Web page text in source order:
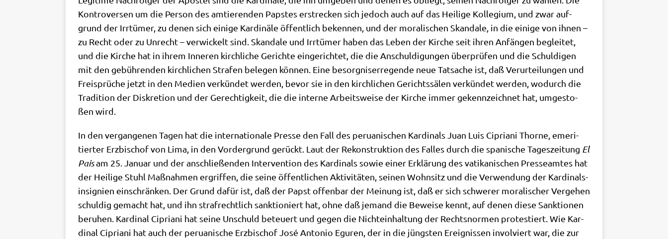
Kon­tro­ver­sen um die Per­son des amtie­ren­den Pap­stes erstrecken sich jedoch auch auf das Hei­li­ge Kol­le­gi­um, und zwar auf­
grund der Irr­tü­mer, zu denen sich eini­ge Kar­di­nä­le öffent­lich beken­nen, und der mora­li­schen Skan­da­le, in die eini­ge von ihnen –
zu Recht oder zu Unrecht – ver­wickelt sind. Skan­da­le und Irr­tü­mer haben das Leben der Kir­che seit ihren Anfän­gen beglei­tet,
und die Kir­che hat in ihrem Inne­ren kirch­li­che Gerich­te ein­ge­rich­tet, die die Anschul­di­gun­gen über­prü­fen und die Schul­di­gen
mit den gebüh­ren­den kirch­li­chen Stra­fen bele­gen kön­nen. Eine besorg­nis­er­re­gen­de neue Tat­sa­che ist, daß Ver­ur­tei­lun­gen und
Frei­sprü­che jetzt in den Medi­en ver­kün­det wer­den, bevor sie in den kirch­li­chen Gerichts­sä­len ver­kün­det wer­den, wodurch die
Tra­di­ti­on der Dis­kre­ti­on und der Gerech­tig­keit, die die inter­ne Arbeits­wei­se der Kir­che immer gekenn­zeich­net hat, umge­sto­
ßen wird.
In den ver­gan­ge­nen Tagen hat die inter­na­tio­na­le Pres­se den Fall des perua­ni­schen Kar­di­nals Juan Luis Cipria­ni Thor­ne, eme­ri­
tier­ter Erz­bi­schof von Lima, in den Vor­der­grund gerückt. Laut der Rekon­struk­ti­on des Fal­les durch die spa­ni­sche Tages­zei­tung El
Paísam 25. Janu­ar und der anschlie­ßen­den Inter­ven­ti­on des Kar­di­nals sowie einer Erklä­rung des vati­ka­ni­schen Pres­se­am­tes hat
der Hei­li­ge Stuhl Maß­nah­men ergrif­fen, die sei­ne öffent­li­chen Akti­vi­tä­ten, sei­nen Wohn­sitz und die Ver­wen­dung der Kar­di­nals­
in­si­gni­en ein­schrän­ken. Der Grund dafür ist, daß der Papst offen­bar der Mei­nung ist, daß er sich schwe­rer mora­li­scher Ver­ge­hen
schul­dig gemacht hat, und ihn straf­recht­lich sank­tio­niert hat, ohne daß jemand die Bewei­se kennt, auf denen die­se Sank­tio­nen
beru­hen. Kar­di­nal Cipria­ni hat sei­ne Unschuld beteu­ert und gegen die Nicht­ein­hal­tung der Rechts­nor­men pro­te­stiert. Wie Kar­
di­nal Cipria­ni hat auch der perua­ni­sche Erz­bi­schof José Anto­nio Egu­ren, der in die jüng­sten Ereig­nis­sen invol­viert war, die zur